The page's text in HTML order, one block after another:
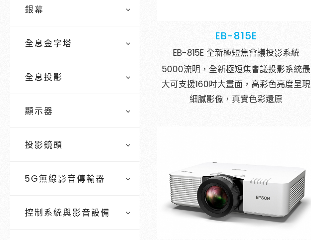
銀幕
全息金字塔
全息投影
顯示器
投影鏡頭
5G無線影音傳輸器
控制系統與影音設備
EB-815E
EB-815E 全新極短焦會議投影系統
5000流明，全新極短焦會議投影系統最
大可支援160吋大畫面，高彩色亮度呈現
細膩影像，真實色彩還原